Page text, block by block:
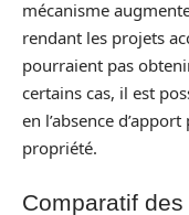
mécanisme
rendant les projets
pourraient pas
certains cas, il est
en l’absence
propriété.
Comparatif